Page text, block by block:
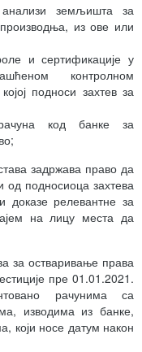
анализи земљишта за
из ове или
и сертификације у
контролном
подноси захтев за
код банке за
задржава право да
од подносиоца захтева
доказе релевантне за
на лицу места да
за остваривање права
пре 01.01.2021.
рачунима са
изводима из банке,
који носе датум након